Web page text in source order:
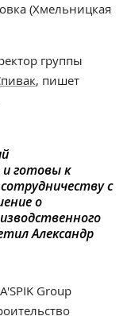
(Хмельницкая
группы
, пишет
готовы к
с
о
Александр
Group